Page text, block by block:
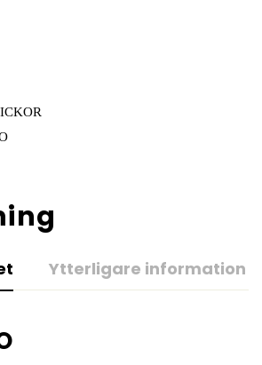
Ytterligare information